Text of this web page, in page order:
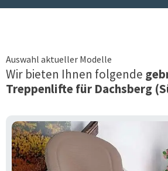
Auswahl aktueller Modelle
Wir bieten Ihnen folgende
Treppenlifte für Dachsberg